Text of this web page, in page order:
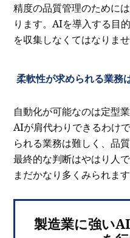
精度の品質管理のために
ります。AIを導入する目
を収集しなくてはなりませ
柔軟性が求められる業務
自動化が可能なのは定型
AIが肩代わりできるわけ
られる業務は難しく、品
最終的な判断はやはり人
まだかなり多くみられます
製造業に強い